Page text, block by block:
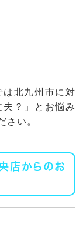
北九州市に対
？」とお悩み
さい。
店からのお